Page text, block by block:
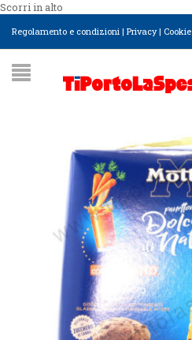
Scorri in alto
Regolamento e condizioni | Privacy| Cookie